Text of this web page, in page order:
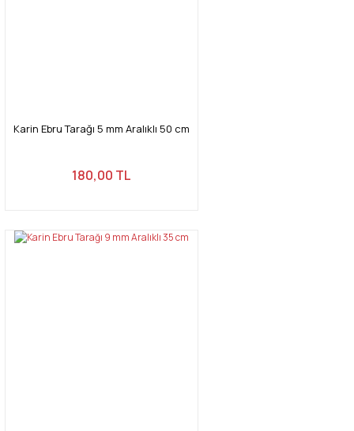
Karin Ebru Tarağı 5 mm Aralıklı 50 cm
180,00 TL